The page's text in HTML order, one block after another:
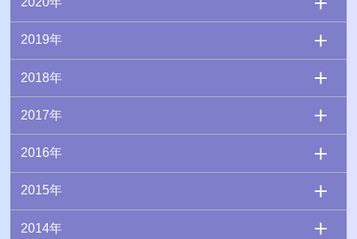
2019年
2018年
2017年
2016年
2015年
2014年